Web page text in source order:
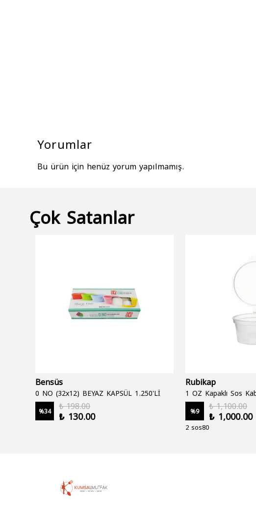
Yorumlar
Bu ürün için henüz yorum yapılmamış.
Çok Satanlar
Bensüs
0 NO (32x12) BEYAZ KAPSÜL 1.250'Lİ
%34
₺ 198.00
₺ 130.00
Rubikap
1 OZ Kapaklı Sos
%9
₺ 1,100.00
₺ 1,000.00
2 sos80